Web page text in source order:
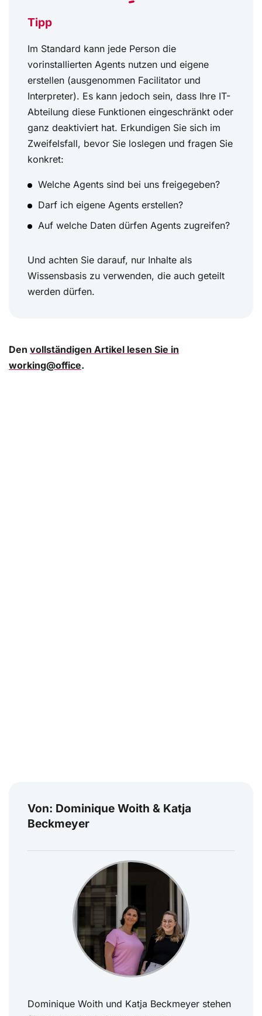
Tipp
Im Standard kann jede Person die
vorinstallierten Agents nutzen und eigene
erstellen (ausgenommen Facilitator und
Interpreter). Es kann jedoch sein, dass Ihre IT-
Abteilung diese Funktionen eingeschränkt oder
ganz deaktiviert hat. Erkundigen Sie sich im
Zweifelsfall, bevor Sie loslegen und fragen Sie
konkret:
Welche Agents sind bei uns freigegeben?
Darf ich eigene Agents erstellen?
Auf welche Daten dürfen Agents zugreifen?
Und achten Sie darauf, nur Inhalte als
Wissensbasis zu verwenden, die auch geteilt
werden dürfen.
Den vollständigen Artikel lesen Sie in
working@office.
Von: Dominique Woith & Katja
Beckmeyer
Dominique Woith und Katja Beckmeyer stehen